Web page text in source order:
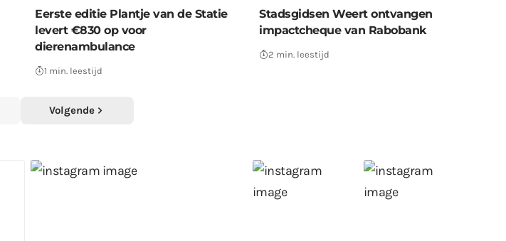
Eerste editie Plantje van de Statie
levert €830 op voor
dierenambulance
1 min. leestijd
Stadsgidsen Weert ontvangen
impactcheque van Rabobank
2 min. leestijd
Volgende